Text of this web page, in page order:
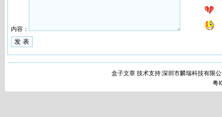
内容：
盒子文章 技术支持:深圳市麟瑞科技有限
粤